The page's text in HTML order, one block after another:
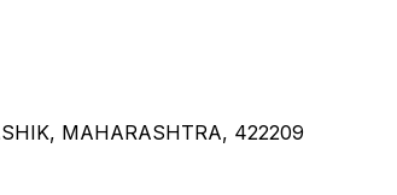
MAHARASHTRA, 422209